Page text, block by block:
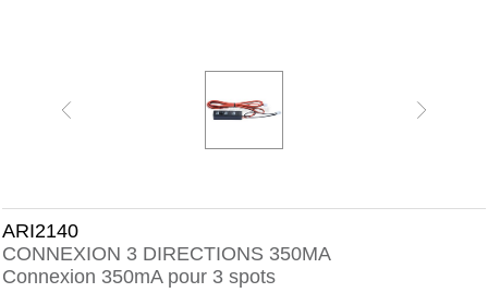
ARI2140
CONNEXION 3 DIRECTIONS 350MA
Connexion 350mA pour 3 spots